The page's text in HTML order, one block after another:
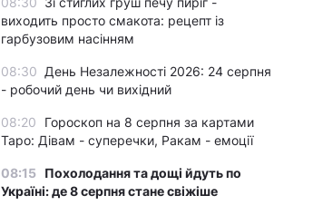
виходить просто смакота: рецепт із
гарбузовим насінням
08:30 День Незалежності 2026: 24 серпня
- робочий день чи вихідний
08:20
Гороскоп на 8 серпня за картами
Таро: Дівам - суперечки, Ракам - емоції
08:15 Похолодання та дощі йдуть по
Україні: де 8 серпня стане свіжіше